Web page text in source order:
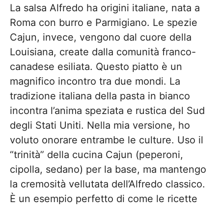
La salsa Alfredo ha origini italiane, nata a
Roma con burro e Parmigiano. Le spezie
Cajun, invece, vengono dal cuore della
Louisiana, create dalla comunità franco-
canadese esiliata. Questo piatto è un
magnifico incontro tra due mondi. La
tradizione italiana della pasta in bianco
incontra l’anima speziata e rustica del Sud
degli Stati Uniti. Nella mia versione, ho
voluto onorare entrambe le culture. Uso il
“trinità” della cucina Cajun (peperoni,
cipolla, sedano) per la base, ma mantengo
la cremosità vellutata dell’Alfredo classico.
È un esempio perfetto di come le ricette